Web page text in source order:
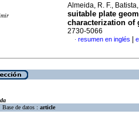
Almeida, R. F.,
suitable plate
characterization of
2730-5066
· resumen en inglés
Base de datos : article